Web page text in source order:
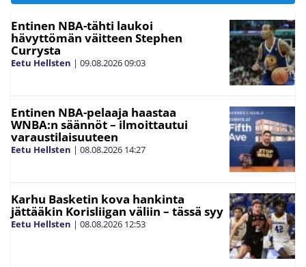
Entinen NBA-tähti laukoi
hävyttömän väitteen Stephen
Currysta
Eetu Hellsten | 09.08.202609:03
Entinen NBA-pelaaja haastaa
WNBA:n säännöt – ilmoittautui
varaustilaisuuteen
Eetu Hellsten | 08.08.2026 14:27
Karhu Basketin kova hankinta
jättääkin Korisliigan väliin – tässä syy
Eetu Hellsten | 08.08.2026 12:53